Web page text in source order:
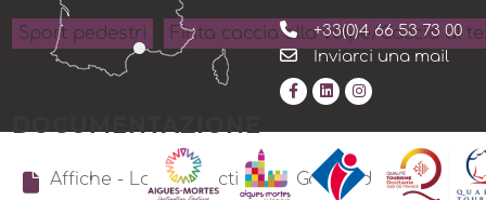
Sport pedestri Finta caccia alla volpe/Caccia al
DOCUMENTAZIONE
Affiche - La Malédiction de Gaspard
+33(0)4 66 53 73 00
Inviarci una mail